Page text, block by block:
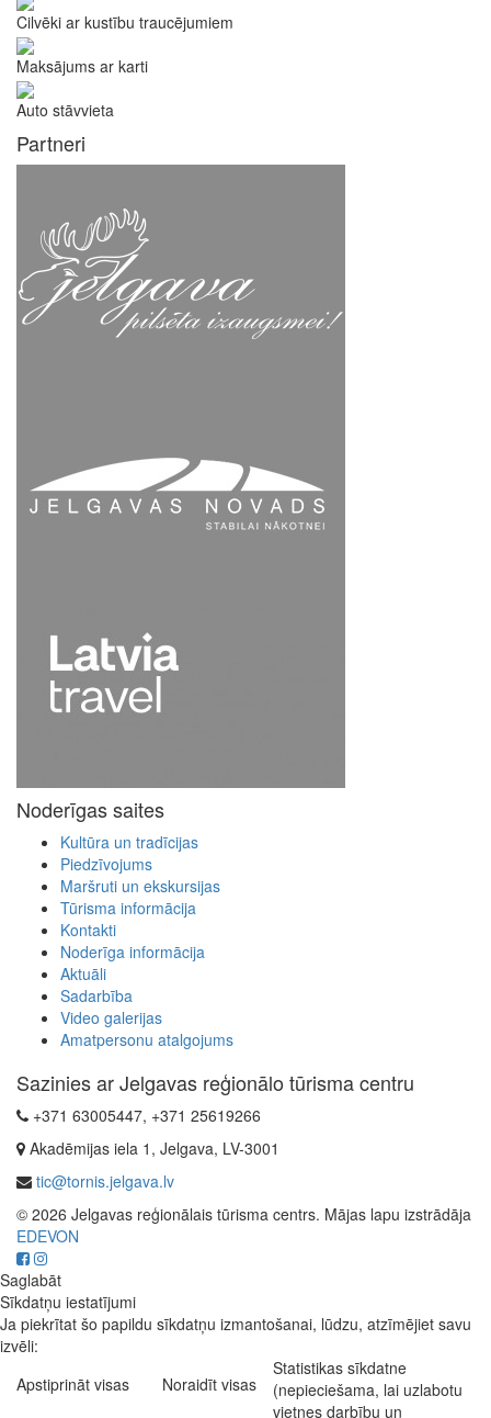
Cilvēki ar kustību traucējumiem
Maksājums ar karti
Auto stāvvieta
Partneri
Noderīgas saites
Kultūra un tradīcijas
Piedzīvojums
Maršruti un ekskursijas
Tūrisma informācija
Kontakti
Noderīga informācija
Aktuāli
Sadarbība
Video galerijas
Amatpersonu atalgojums
Sazinies ar Jelgavas reģionālo tūrisma centru
+371 63005447, +371 25619266
Akadēmijas iela 1, Jelgava, LV-3001
tic@tornis.jelgava.lv
© 2026 Jelgavas reģionālais tūrisma centrs. Mājas lapu izstrādāja
EDEVON
Saglabāt
Sīkdatņu iestatījumi
Ja piekrītat šo papildu sīkdatņu izmantošanai, lūdzu, atzīmējiet savu
izvēli:
Apstiprināt visas
Noraidīt visas
Statistikas sīkdatne
(nepieciešama, lai uzlabotu
vietnes darbību un